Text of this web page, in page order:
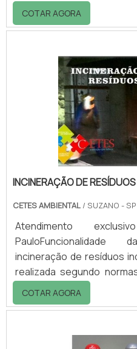
ou soldas, com
dimensionada para se
corrosão, os tanques
com temperatura até
aditivados contra raios
os mesmos se
intempéries e a mais de
químicos
mercado.São.
COTAR AGORA
INCINERAÇÃO DE
CETES AMBIENTAL / SUZANO - SP
Atendimento
PauloFuncionalidade
incineração de resíduos
realizada segundo
pela ABNT que determina
expostos à alta
recuperar
COTAR AGORA